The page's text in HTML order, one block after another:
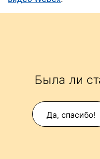
Была ли
Да, спасибо!